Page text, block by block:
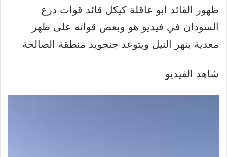
ظهور القائد ابو عاقلة كيكل قائد قوات درع
السودان في فيديو هو وبعض قواته على ظهر
معدية بنهر النيل ويتوعد جنجويد منطقة الصالحة
شاهد الفيديو